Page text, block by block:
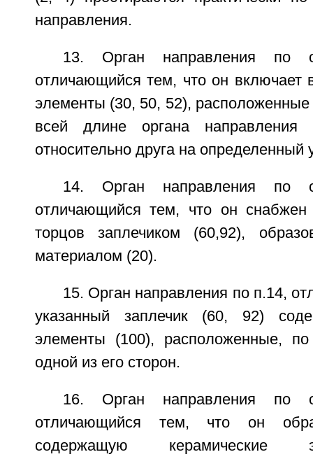
направления.
13. Орган направления по
отличающийся тем, что он включает
элементы (30, 50, 52), расположенные
всей длине органа
относительно друга на определенный
14. Орган направления по
отличающийся тем, что он
торцов заплечиком (60,92),
материалом (20).
15. Орган направления по п.14,
указанный заплечик (60, 92)
элементы (100), расположенные,
одной из его сторон.
16. Орган направления по
отличающийся тем, что он
содержащую керамические